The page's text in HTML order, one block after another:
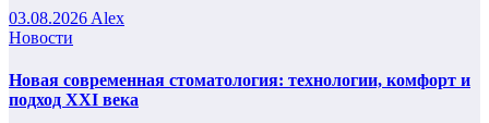
03.08.2026 Alex
Новости
Новая современная стоматология: технологии, комфорт и
подход XXI века